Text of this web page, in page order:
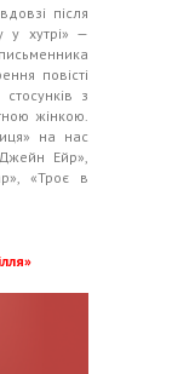
після
у хутрі» —
повісті
з
жінкою.
на нас
Ейр»,
«Троє в